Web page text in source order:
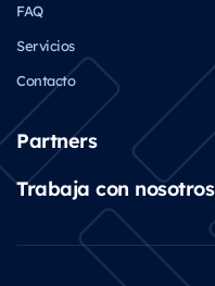
FAQ
Servicios
Contacto
Partners
Trabaja con nosotros